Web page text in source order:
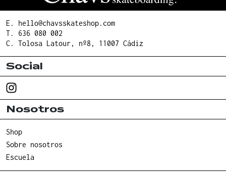
E. hello@chavsskateshop.com
T. 636 080 002
C. Tolosa Latour, nº8, 11007 Cádiz
Social
Nosotros
Shop
Sobre nosotros
Escuela